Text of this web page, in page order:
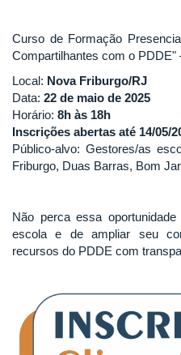
Curso de Formação
Compartilhantes com o PDDE"
Local: Nova Friburgo/RJ
Data: 22 de maio de 2025
Horário: 8h às 18h
Inscrições abertas até 14/05/
Público-alvo: Gestores/as
Friburgo, Duas Barras, Bom
Não perca essa
escola e de ampliar seu
recursos do PDDE com